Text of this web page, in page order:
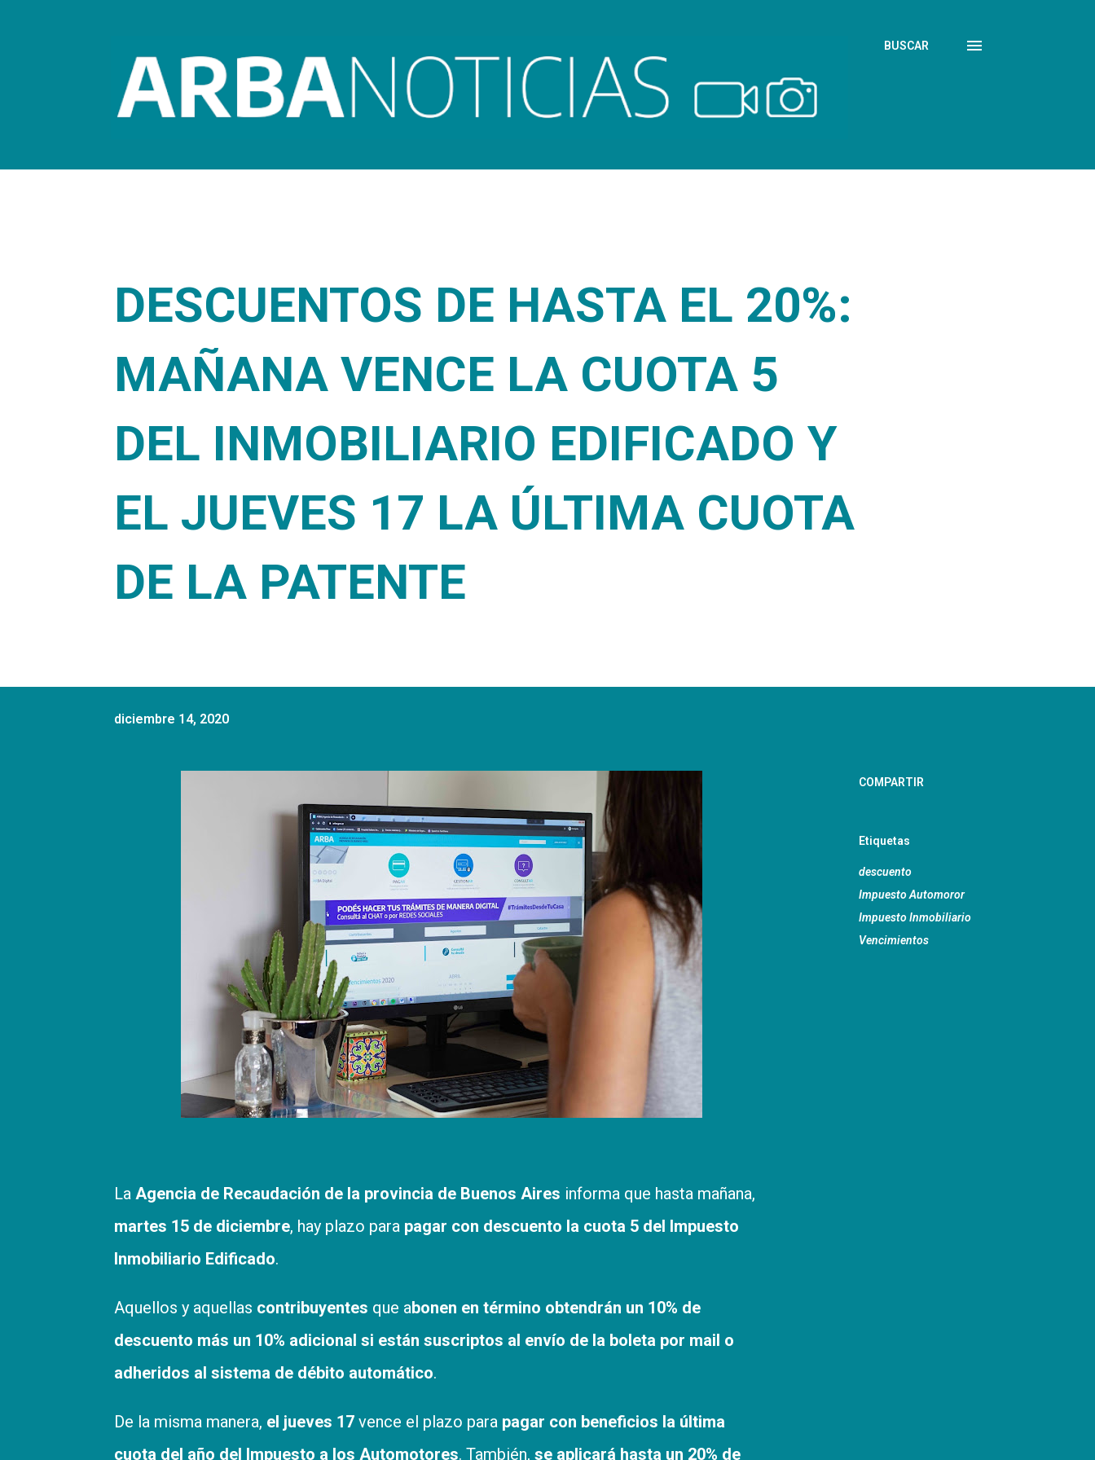
BUSCAR
DESCUENTOS DE HASTA EL 20%:
MAÑANA VENCE LA CUOTA 5
DEL INMOBILIARIO EDIFICADO Y
EL JUEVES 17 LA ÚLTIMA CUOTA
DE LA PATENTE
diciembre 14, 2020
La Agencia de Recaudación de la provincia de Buenos Aires informa que hasta mañana,
martes 15 de diciembre, hay plazo para pagar con descuento la cuota 5 del Impuesto
Inmobiliario Edificado.
Aquellos y aquellas contribuyentes que abonen en término obtendrán un 10% de
descuento más un 10% adicional si están suscriptos al envío de la boleta por mail o
adheridos al sistema de débito automático.
De la misma manera, el jueves 17 vence el plazo para pagar con beneficios la última
cuota del año del Impuesto a los Automotores. También, se aplicará hasta un 20% de
COMPARTIR
Etiquetas
descuento
Impuesto Automoror
Impuesto Inmobiliario
Vencimientos